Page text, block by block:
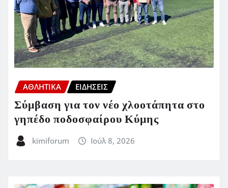
ΑΘΛΗΤΙΚΑ ΕΙΔΗΣΕΙΣ
Σύμβαση για τον νέο χλοοτάπητα στο
γηπέδο ποδοσφαίρου Κύμης
kimiforum Ιούλ 8, 2026